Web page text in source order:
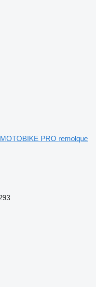
PRO remolque